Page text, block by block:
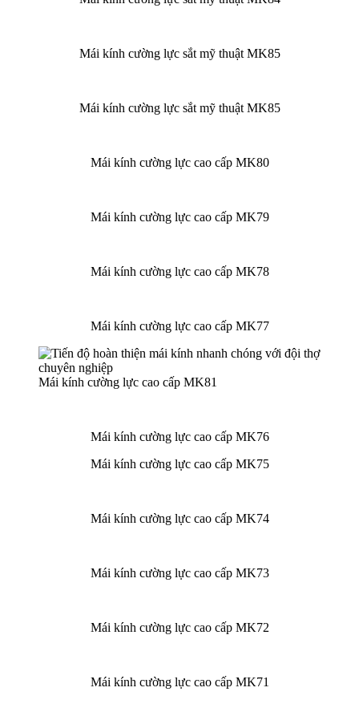
Mái kính cường lực sắt mỹ thuật MK85
Mái kính cường lực sắt mỹ thuật MK85
Mái kính cường lực cao cấp MK80
Mái kính cường lực cao cấp MK79
Mái kính cường lực cao cấp MK78
Mái kính cường lực cao cấp MK77
Mái kính cường lực cao cấp MK81
Mái kính cường lực cao cấp MK76
Mái kính cường lực cao cấp MK75
Mái kính cường lực cao cấp MK74
Mái kính cường lực cao cấp MK73
Mái kính cường lực cao cấp MK72
Mái kính cường lực cao cấp MK71